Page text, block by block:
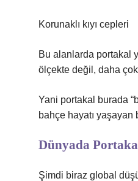
Korunaklı kıyı cepleri
Bu alanlarda portakal
ölçekte değil, daha çok
Yani portakal burada
bahçe hayatı yaşayan
Dünyada
Şimdi biraz global